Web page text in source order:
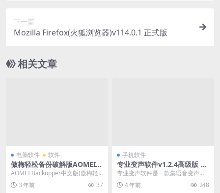
下一篇
Mozilla Firefox(火狐浏览器)v114.0.1 正式版
相关文章
电脑软件 软件
傲梅轻松备份破解版AOMEI B
ackupper 7.2.2
AOMEI Backupper中文版(傲梅轻
松备份)是一款Windows数据备份...
3 年前 37
手机软件
专业变声软件v1.2.4高级版 聊
天游戏变声神器
专业变声软件是一款集语音变声和
文字变声为一体的变声器，内置超
多语音包变声器，还支...
4 年前 248